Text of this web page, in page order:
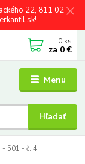
22, 811 02
Menu
Hľadať
0 ks
za 0 €
- 501 - č. 4